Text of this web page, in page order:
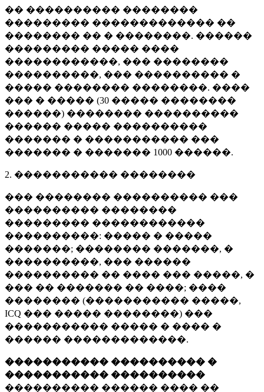
�� ���������� ��������
��������� ������������� ��
�������� �� � ��������. ������
��������� ����� ����
������������, ��� ��������
����������, ��� ���������� �
����� �������� ��������. ����
��� � ����� (30 ����� ��������
������) �������� ����������
������ ����� ����������
������� � ����������� ���
������� � ������� 1000 ������.
2. ����������� ��������
��� �������� ���������� ���
���������� ��������
��������� ������������
����������: ����� � �����
�������; �������� �������, �
����������, ��� ������
���������� �� ���� ��� �����, �
��� �� ������� �� ����; ����
�������� (����������� �����,
ICQ ��� ����� ��������) ���
����������� ����� � ���� �
������ �������������.
����������� ���������� �
����������� ����������
���������� ������ ���� ��